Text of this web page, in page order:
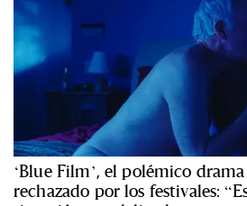
‘Blue Film’, el polémico
rechazado por los festivales: